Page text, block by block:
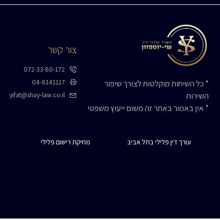
* כל השיחות מוקלטות לצורך שיפור
השירות
* אין באמור באתר זה משום ייעוץ משפטי
צור קשר
072-33-80-172
04-8141117
yifat@shay-law.co.il
עורך דין פלילי בתל אביב מחיקת רישום פלילי